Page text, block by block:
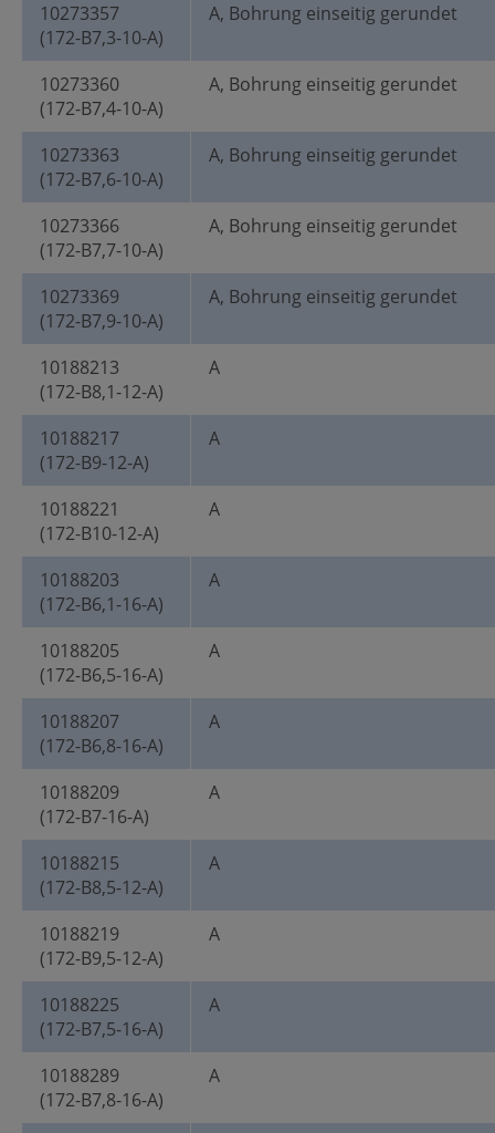
10273357
(172-B7,3-10-A)
A, Bohrung einseitig gerundet
10273360
(172-B7,4-10-A)
A, Bohrung einseitig gerundet
10273363
(172-B7,6-10-A)
A, Bohrung einseitig gerundet
10273366
(172-B7,7-10-A)
A, Bohrung einseitig gerundet
10273369
(172-B7,9-10-A)
A, Bohrung einseitig gerundet
10188213
(172-B8,1-12-A)
A
10188217
(172-B9-12-A)
A
10188221
(172-B10-12-A)
A
10188203
(172-B6,1-16-A)
A
10188205
(172-B6,5-16-A)
A
10188207
(172-B6,8-16-A)
A
10188209
(172-B7-16-A)
A
10188215
(172-B8,5-12-A)
A
10188219
(172-B9,5-12-A)
A
10188225
(172-B7,5-16-A)
A
10188289
(172-B7,8-16-A)
A